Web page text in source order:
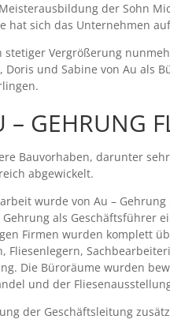
der Sohn
hat sich das Unternehmen
stetiger Vergrößerung
und Sabine von Au als
– GEHRUNG
Bauvorhaben, darunter
abgewickelt.
wurde von Au –
als Geschäftsführer
Firmen wurden komplett
Fliesenlegern,
Die Büroräume wurden
und der
der Geschäftsleitung